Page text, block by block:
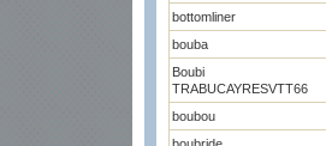
bottomliner
bouba
Boubi
TRABUCAYRESVTT66
boubou